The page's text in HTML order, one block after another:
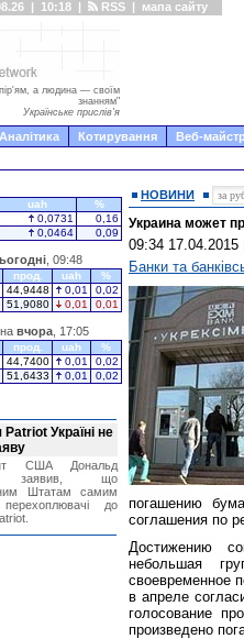
| 10:18 | RSS | мапа сайту
а людина — своїм
знанням"
Українське прислів'я
Аналітика Котирування Веб-
НОВИНИ
Украина может
09:34 17.04.2015
Банки та
погашению
соглашения по
Достижению
небольшая
своевременное
в апреле
голосование
произведено
uah
%
0,0731
0,16
0,0464 0,09
, 09:48
прод. uah
%
44,9448 0,01
0,02
51,9080 0,01 0,01
на вчора , 17:05
прод. uah
%
44,7400 0,01
0,02
51,6433 0,01 0,02
Україні не
США Дональд
заявив, що
Штатам самим
перехоплювачі до